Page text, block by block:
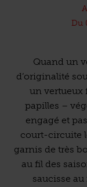
Du
Quand un
d’originalité
un vertueux
papilles –
engagé et
court-circuite
garnis de très
au fil des
saucisse